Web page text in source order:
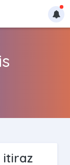
itiraz